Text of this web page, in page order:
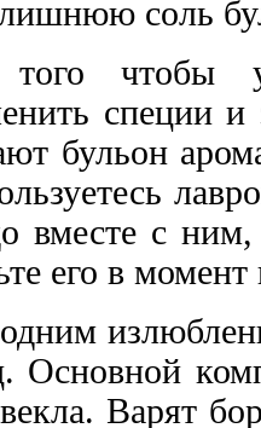
соль
чтобы
специи и
бульон
вместе с
его в
Основной
Варят